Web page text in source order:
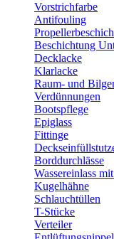
Vorstrichfarbe
Antifouling
Beschichtung
Decklacke
Klarlacke
Raum- und
Verdünnungen
Bootspflege
Epiglass
Fittinge
Borddurchlässe
Wassereinlass
Kugelhähne
Schlauchtüllen
T-Stücke
Verteiler